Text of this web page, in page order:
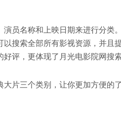
员名称和上映日期来进行分类
搜索全部所有影视资源，并且
评，更体现了月光电影院网搜
片三个类别，让你更加方便的